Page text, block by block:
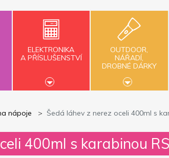
ELEKTRONIKA
A PŘÍSLUŠENSTVÍ
OUTDOOR,
NÁŘADÍ,
DROBNÉ DÁRKY
nápoje Šedá láhev z nerez oceli 400ml s
400ml s karabinou